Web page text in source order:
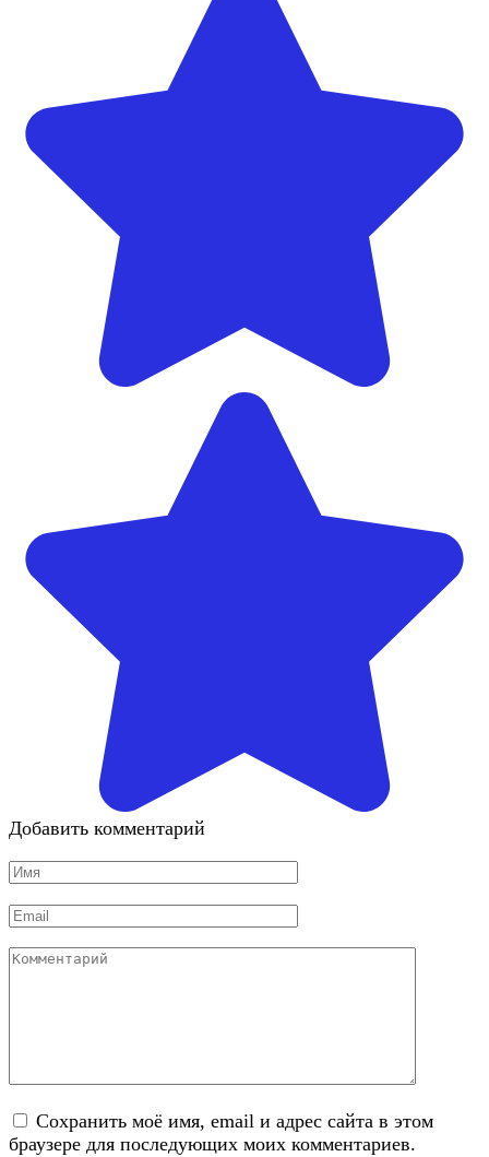
Добавить комментарий
Имя
Email
Комментарий
Сохранить моё имя, email и адрес сайта в этом
браузере для последующих моих комментариев.